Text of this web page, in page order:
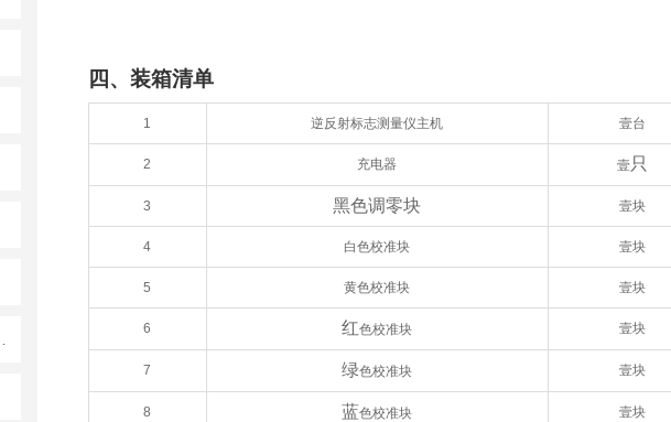
四、 装箱清单
1 逆反射标志测量仪主机 壹台
2 充电器 壹 只
3 黑色调零块 壹块
4 白色校准块 壹块
5 黄色校准块 壹块
6 红色校准块 壹块
7 绿色校准块 壹块
8 蓝色校准块 壹块